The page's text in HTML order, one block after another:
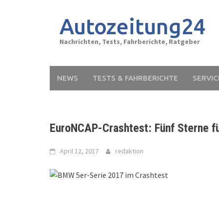
Autozeitung24
Nachrichten, Tests, Fahrberichte, Ratgeber
NEWS TESTS & FAHRBERICHTE
EuroNCAP-Crashtest: Fünf Sterne
April 12, 2017 redaktion